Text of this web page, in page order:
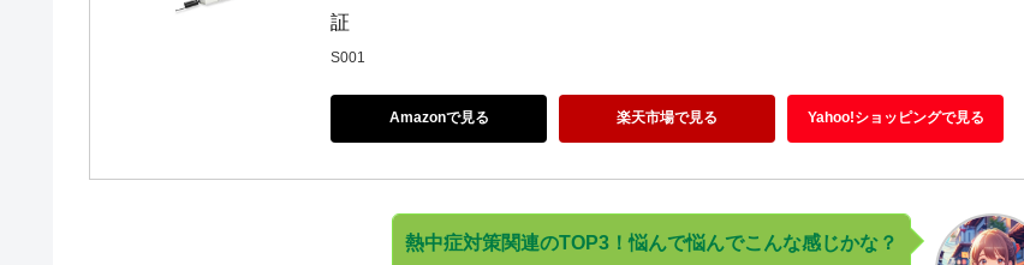
証
S001
Amazonで見る 楽天市場で見る Yahoo!ショッピングで見る
熱中症対策関連のTOP3！悩んで悩んでこんな感じかな？